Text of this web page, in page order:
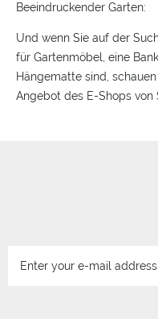
Beeindruckender Garten:
Und wenn Sie auf der
für Gartenmöbel, eine
Hängematte sind,
Angebot des E-Shops von